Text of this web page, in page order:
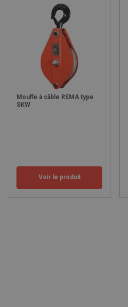
Moufle à câble REMA type
SKW
Voir le produit